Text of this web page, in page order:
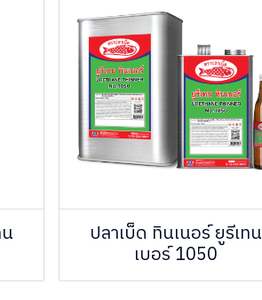
ปลาเบ็ด ทินเนอร์ ยูรีเทน
เบอร์ 1050